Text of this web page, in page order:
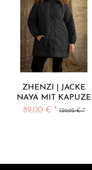
ZHENZI | JACKE
NAYA MIT KAPUZE
89,00 € * 139,95 € *